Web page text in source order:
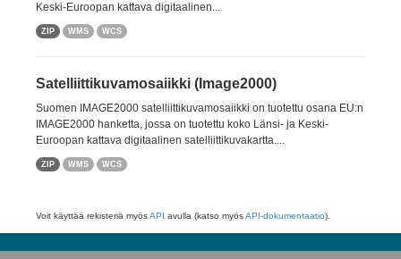
Keski-Euroopan kattava digitaalinen...
ZIP WMS WCS
Satelliittikuvamosaiikki (Image2000)
Suomen IMAGE2000 satelliittikuvamosaiikki on tuotettu osana EU:n
IMAGE2000 hanketta, jossa on tuotettu koko Länsi- ja Keski-
Euroopan kattava digitaalinen satelliittikuvakartta....
ZIP WMS WCS
Voit käyttää rekisteriä myösAPI avulla (katso myösAPI-dokumentaatio).